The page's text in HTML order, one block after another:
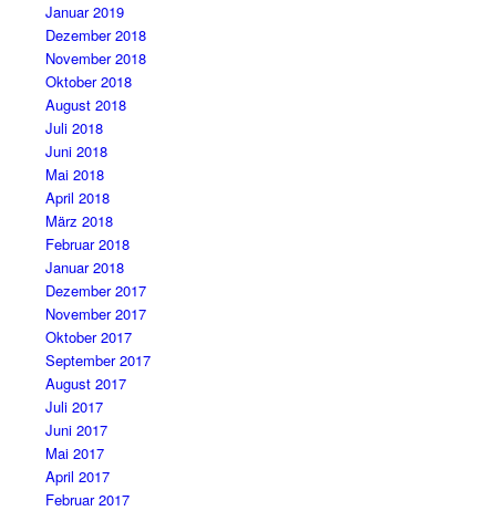
Januar 2019
Dezember 2018
November 2018
Oktober 2018
August 2018
Juli 2018
Juni 2018
Mai 2018
April 2018
März 2018
Februar 2018
Januar 2018
Dezember 2017
November 2017
Oktober 2017
September 2017
August 2017
Juli 2017
Juni 2017
Mai 2017
April 2017
Februar 2017